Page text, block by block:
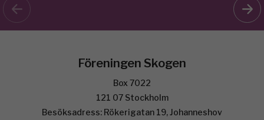
Föreningen Skogen
Box 7022
121 07 Stockholm
Besöksadress: Rökerigatan 19, Johanneshov